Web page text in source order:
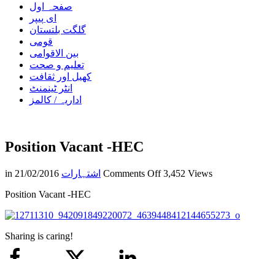
صفحہ اول
ای پیپر
گلگت بلتستان
قومی
بین الاقوامی
تعلیم و صحت
کھیل اور ثقافت
انٹر ٹینمنٹ
اداریہ / کالمز
Position Vacant -HEC
in اشتہارات 21/02/2016 Comments Offon
HEC
3,452 Views
Position Vacant -HEC
Sharing is caring!